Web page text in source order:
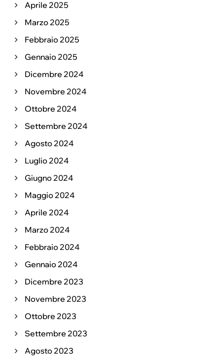
Aprile 2025
Marzo 2025
Febbraio 2025
Gennaio 2025
Dicembre 2024
Novembre 2024
Ottobre 2024
Settembre 2024
Agosto 2024
Luglio 2024
Giugno 2024
Maggio 2024
Aprile 2024
Marzo 2024
Febbraio 2024
Gennaio 2024
Dicembre 2023
Novembre 2023
Ottobre 2023
Settembre 2023
Agosto 2023